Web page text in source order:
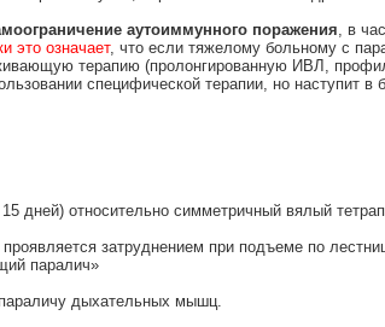
аутоиммунного поражения, в
это означает, что если тяжелому больному с
терапию (пролонгированную ИВЛ,
специфической терапии, но наступит в
дней) относительно симметричный вялый
затруднением при подъеме по
паралич»
дыхательных мышц.